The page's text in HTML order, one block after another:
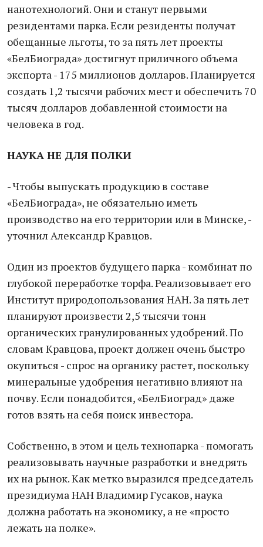
нанотехнологий. Они и станут первыми
резидентами парка. Если резиденты получат
обещанные льготы, то за пять лет проекты
«БелБиограда» достигнут приличного объема
экспорта - 175 миллионов долларов. Планируется
создать 1,2 тысячи рабочих мест и обеспечить 70
тысяч долларов добавленной стоимости на
человека в год.
НАУКА НЕ ДЛЯ ПОЛКИ
- Чтобы выпускать продукцию в составе
«БелБиограда», не обязательно иметь
производство на его территории или в Минске, -
уточнил Александр Кравцов.
Один из проектов будущего парка - комбинат по
глубокой переработке торфа. Реализовывает его
Институт природопользования НАН. За пять лет
планируют произвести 2,5 тысячи тонн
органических гранулированных удобрений. По
словам Кравцова, проект должен очень быстро
окупиться - спрос на органику растет, поскольку
минеральные удобрения негативно влияют на
почву. Если понадобится, «БелБиоград» даже
готов взять на себя поиск инвестора.
Собственно, в этом и цель технопарка - помогать
реализовывать научные разработки и внедрять
их на рынок. Как метко выразился председатель
президиума НАН Владимир Гусаков, наука
должна работать на экономику, а не «просто
лежать на полке».